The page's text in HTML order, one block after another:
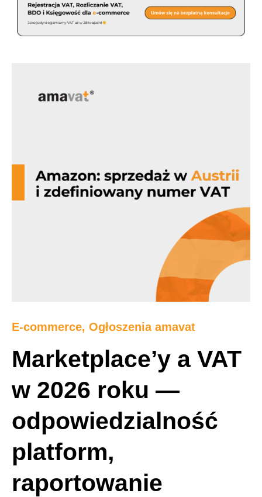
E-commerce, Ogłoszenia amavat
Marketplace’y a VAT
w 2026 roku —
odpowiedzialność
platform,
raportowanie